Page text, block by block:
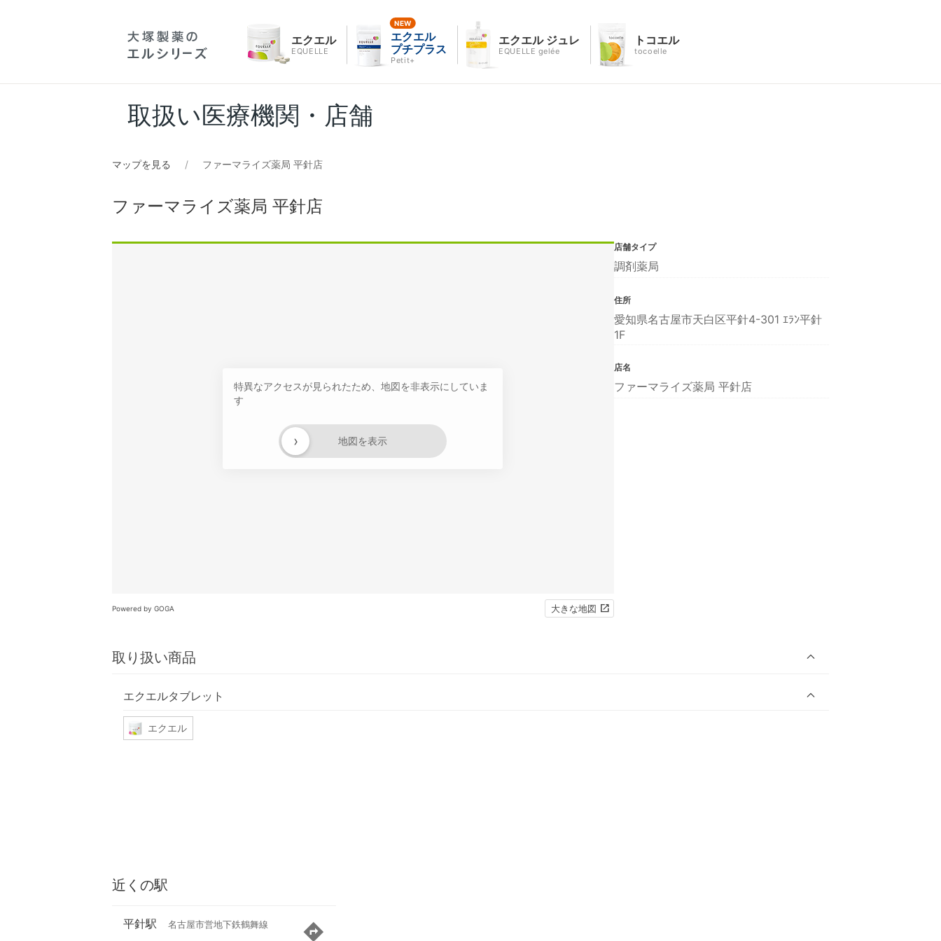
エクエル
EQUELLE
エクエル
プチプラス
Petit+
エクエル ジュレ
EQUELLE gelée
トコエル
tocoelle
取扱い医療機関・店舗
マップを見る ファーマライズ薬局 平針店
ファーマライズ薬局 平針店
特異なアクセスが見られたため、地図を非表示にしていま
す
地図を表示
›
Powered by GOGA 大きな地図
取り扱い商品
エクエルタブレット
エクエル
店舗タイプ
調剤薬局
住所
愛知県名古屋市天白区平針4-301 ｴﾗﾝ平針
1F
店名
ファーマライズ薬局 平針店
近くの駅
平針駅 名古屋市営地下鉄鶴舞線